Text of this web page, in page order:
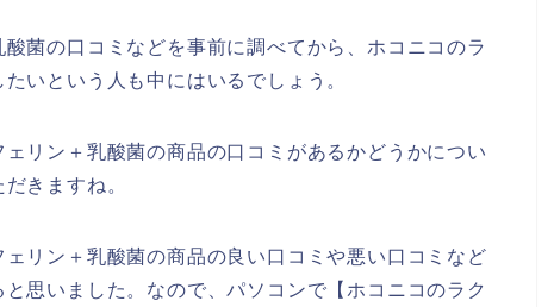
菌の口コミなどを事前に調べてから、ホコニコのラ
いという人も中にはいるでしょう。
リン＋乳酸菌の商品の口コミがあるかどうかについ
きますね。
リン＋乳酸菌の商品の良い口コミや悪い口コミなど
思いました。なので、パソコンで【ホコニコのラク